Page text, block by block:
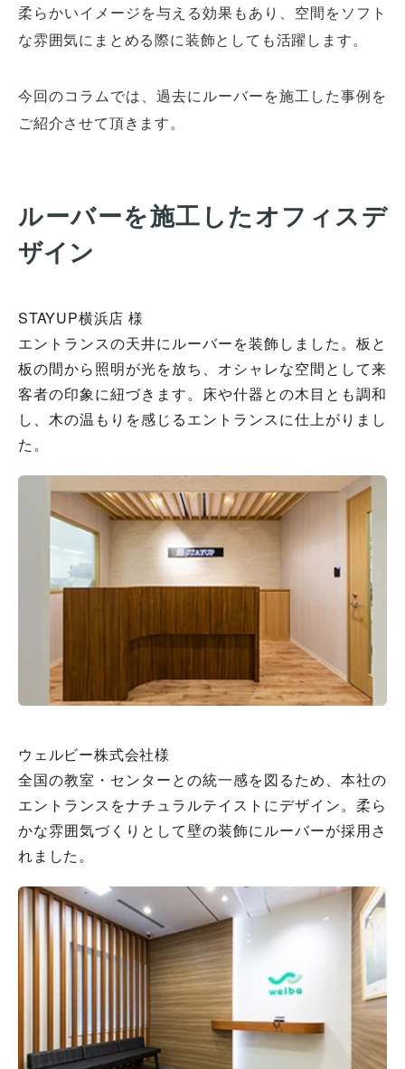
柔らかいイメージを与える効果もあり、空間をソフト
な雰囲気にまとめる際に装飾としても活躍します。
今回のコラムでは、過去にルーバーを施工した事例を
ご紹介させて頂きます。
ルーバーを施工したオフィスデ
ザイン
STAYUP横浜店 様
エントランスの天井にルーバーを装飾しました。板と
板の間から照明が光を放ち、オシャレな空間として来
客者の印象に紐づきます。床や什器との木目とも調和
し、木の温もりを感じるエントランスに仕上がりまし
た。
ウェルビー株式会社様
全国の教室・センターとの統一感を図るため、本社の
エントランスをナチュラルテイストにデザイン。柔ら
かな雰囲気づくりとして壁の装飾にルーバーが採用さ
れました。